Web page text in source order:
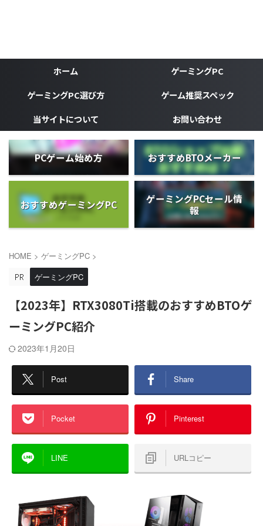
ホーム
ゲーミングPC
ゲーミングPC選び方
ゲーム推奨スペック
当サイトについて
お問い合わせ
PCゲーム始め方 おすすめBTOメーカー
おすすめゲーミングPC
ゲーミングPCセール情
報
HOME > ゲーミングPC >
ゲーミングPC
【2023年】RTX3080Ti搭載のおすすめBTOゲ
ーミングPC紹介
2023年1月20日
Post Share
Pocket Pinterest
LINE URLコピー